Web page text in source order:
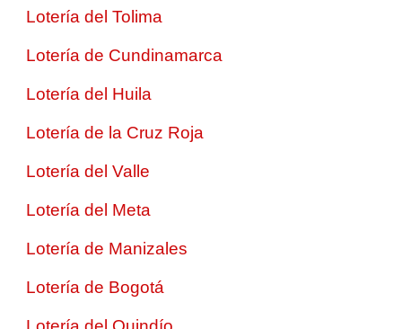
Lotería del Tolima
Lotería de Cundinamarca
Lotería del Huila
Lotería de la Cruz Roja
Lotería del Valle
Lotería del Meta
Lotería de Manizales
Lotería de Bogotá